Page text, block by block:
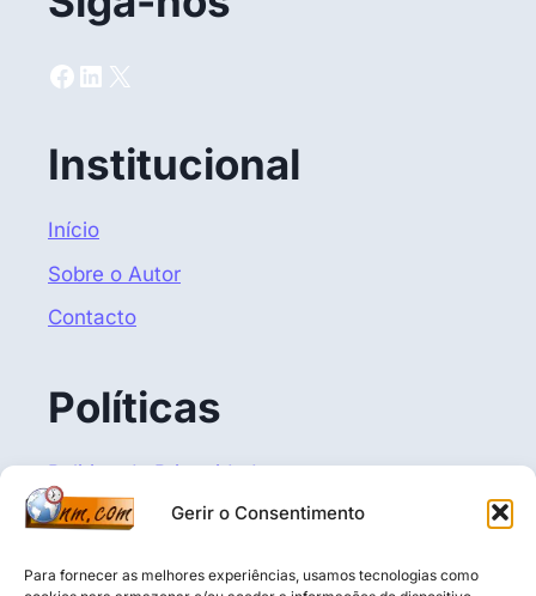
Gerir o Consentimento
Para fornecer as melhores experiências, usamos tecnologias como
Facebook
LinkedIn
X
Institucional
Início
Sobre o Autor
Contacto
Políticas
Politica de Privacidade
Termos e Condições